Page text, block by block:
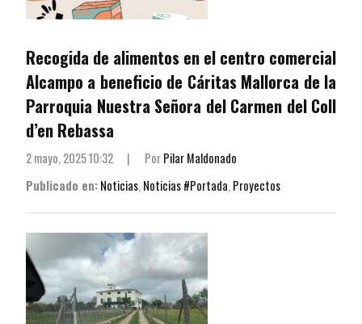
Recogida de alimentos en el centro comercial
Alcampo a beneficio de Cáritas Mallorca de la
Parroquia Nuestra Señora del Carmen del Coll
d’en Rebassa
2 mayo, 2025 10:32 | PorPilar Maldonado
Publicado en:Noticias,Noticias #Portada,Proyectos